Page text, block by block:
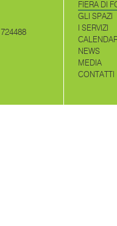
FIERA DI
GLI SPAZI
I SERVIZI
NEWS
MEDIA
CONTATTI